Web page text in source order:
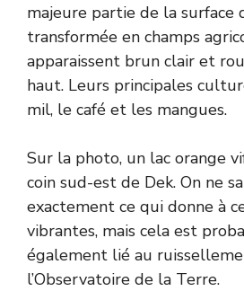
majeure partie de la surface
transformée en champs
apparaissent brun clair et
haut. Leurs principales
mil, le café et les mangues.
Sur la photo, un lac orange
coin sud-est de Dek. On ne
exactement ce qui donne à
vibrantes, mais cela est
également lié au
l’Observatoire de la Terre.